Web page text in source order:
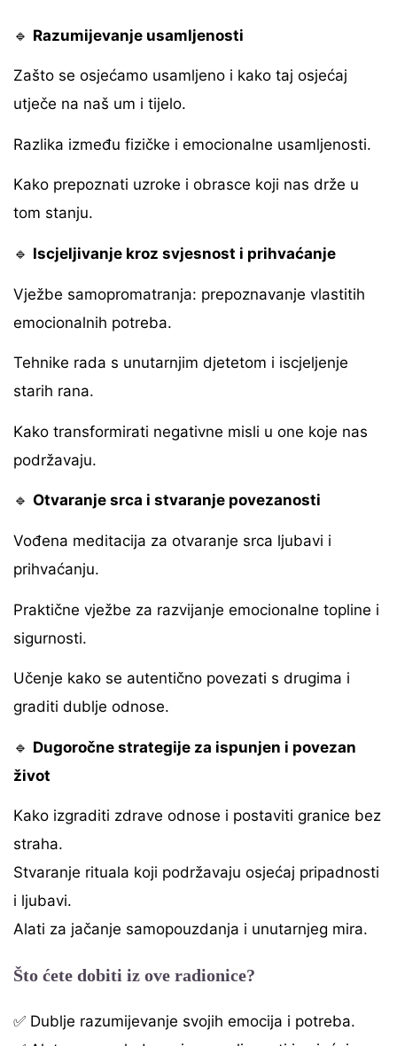
🔹 Razumijevanje usamljenosti
Zašto se osjećamo usamljeno i kako taj osjećaj
utječe na naš um i tijelo.
Razlika između fizičke i emocionalne usamljenosti.
Kako prepoznati uzroke i obrasce koji nas drže u
tom stanju.
🔹 Iscjeljivanje kroz svjesnost i prihvaćanje
Vježbe samopromatranja: prepoznavanje vlastitih
emocionalnih potreba.
Tehnike rada s unutarnjim djetetom i iscjeljenje
starih rana.
Kako transformirati negativne misli u one koje nas
podržavaju.
🔹 Otvaranje srca i stvaranje povezanosti
Vođena meditacija za otvaranje srca ljubavi i
prihvaćanju.
Praktične vježbe za razvijanje emocionalne topline i
sigurnosti.
Učenje kako se autentično povezati s drugima i
graditi dublje odnose.
🔹 Dugoročne strategije za ispunjen i povezan
život
Kako izgraditi zdrave odnose i postaviti granice bez
straha.
Stvaranje rituala koji podržavaju osjećaj pripadnosti
i ljubavi.
Alati za jačanje samopouzdanja i unutarnjeg mira.
Što ćete dobiti iz ove radionice?
✅ Dublje razumijevanje svojih emocija i potreba.